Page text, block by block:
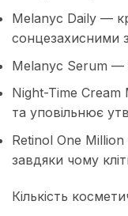
Melanyc Daily —
сонцезахисними
Melanyc Serum —
Night-Time Cream
та уповільнює
Retinol One
завдяки чому
Кількість